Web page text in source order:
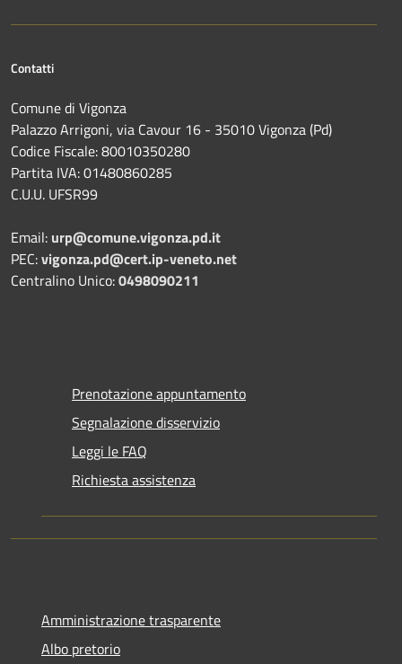
Contatti
Comune di Vigonza
Palazzo Arrigoni, via Cavour 16 - 35010 Vigonza (Pd)
Codice Fiscale: 80010350280
Partita IVA: 01480860285
C.U.U. UFSR99
Email: urp@comune.vigonza.pd.it
PEC:vigonza.pd@cert.ip-veneto.net
Centralino Unico:0498090211
Prenotazione appuntamento
Segnalazione disservizio
Leggi le FAQ
Richiesta assistenza
Amministrazione trasparente
Albo pretorio